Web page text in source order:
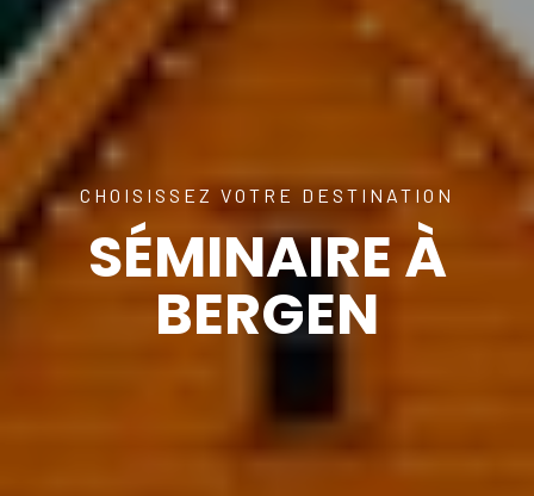
CHOISISSEZ VOTRE DESTINATION
SÉMINAIRE À
BERGEN